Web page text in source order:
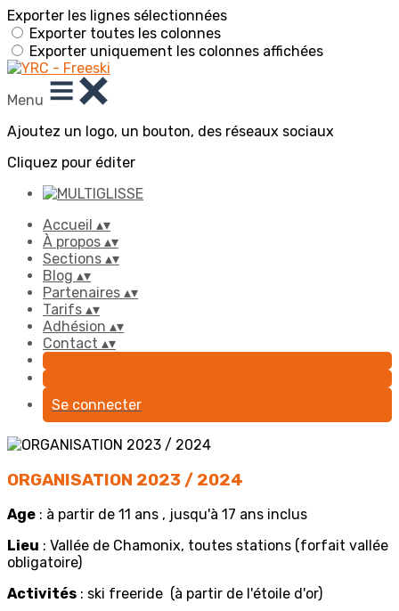
Exporter les lignes sélectionnées
Exporter toutes les colonnes
Exporter uniquement les colonnes affichées
Menu
Ajoutez un logo, un bouton, des réseaux sociaux
Cliquez pour éditer
Accueil ▴▾
À propos ▴▾
Sections ▴▾
Blog ▴▾
Partenaires ▴▾
Tarifs ▴▾
Adhésion ▴▾
Contact ▴▾
Se connecter
ORGANISATION 2023 / 2024
Age : à partir de 11 ans , jusqu'à 17 ans inclus
Lieu : Vallée de Chamonix, toutes stations (forfait vallée
obligatoire)
Activités : ski freeride (à partir de l'étoile d'or)